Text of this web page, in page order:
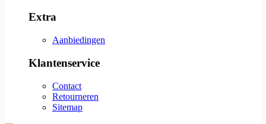
Extra
Aanbiedingen
Klantenservice
Contact
Retourneren
Sitemap